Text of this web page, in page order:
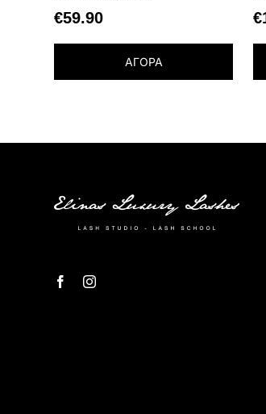
€59.90
ΑΓΟΡΑ
€